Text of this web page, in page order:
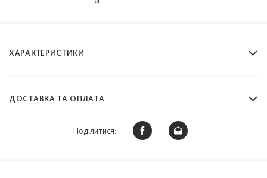
ХАРАКТЕРИСТИКИ
ДОСТАВКА ТА ОПЛАТА
Поділитися: